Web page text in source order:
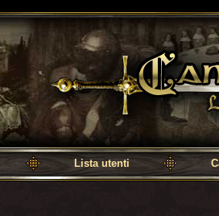
Camelot, la patria della cavalleria
Lista utenti